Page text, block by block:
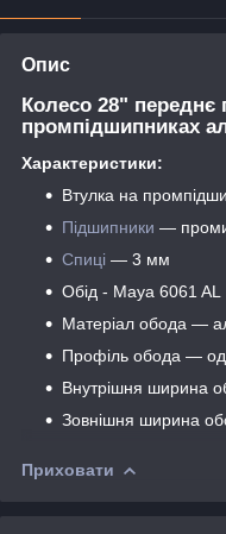
Опис
Колесо 28" переднє
промпідшипниках
Характеристики:
Втулка на
Підшипники —
Спиці — 3 мм
Обід - Maya 6061 AL
Матеріал обода —
Профіль обода —
Внутрішня ширина
Зовнішня ширина
Приховати